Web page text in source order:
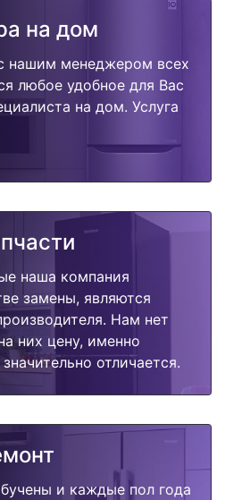
на дом
нашим менеджером всех
любое удобное для Вас
на дом. Услуга
наша компания
замены, являются
Нам нет
них цену, именно
отличается.
и каждые пол года